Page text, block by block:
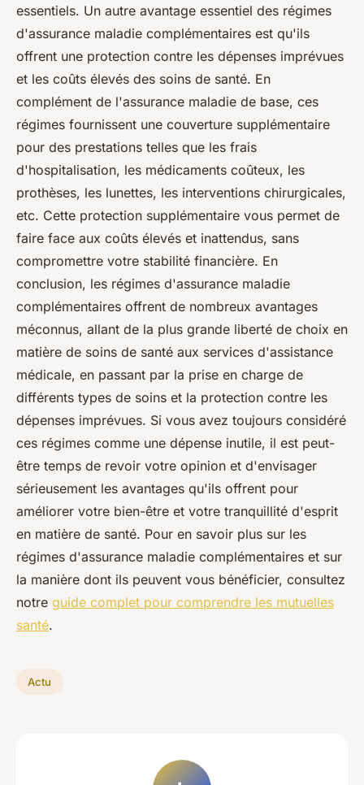
essentiels. Un autre avantage essentiel des régimes
d'assurance maladie complémentaires est qu'ils
offrent une protection contre les dépenses imprévues
et les coûts élevés des soins de santé. En
complément de l'assurance maladie de base, ces
régimes fournissent une couverture supplémentaire
pour des prestations telles que les frais
d'hospitalisation, les médicaments coûteux, les
prothèses, les lunettes, les interventions chirurgicales,
etc. Cette protection supplémentaire vous permet de
faire face aux coûts élevés et inattendus, sans
compromettre votre stabilité financière. En
conclusion, les régimes d'assurance maladie
complémentaires offrent de nombreux avantages
méconnus, allant de la plus grande liberté de choix en
matière de soins de santé aux services d'assistance
médicale, en passant par la prise en charge de
différents types de soins et la protection contre les
dépenses imprévues. Si vous avez toujours considéré
ces régimes comme une dépense inutile, il est peut-
être temps de revoir votre opinion et d'envisager
sérieusement les avantages qu'ils offrent pour
améliorer votre bien-être et votre tranquillité d'esprit
en matière de santé. Pour en savoir plus sur les
régimes d'assurance maladie complémentaires et sur
la manière dont ils peuvent vous bénéficier, consultez
notre guide complet pour comprendre les mutuelles
santé.
Actu